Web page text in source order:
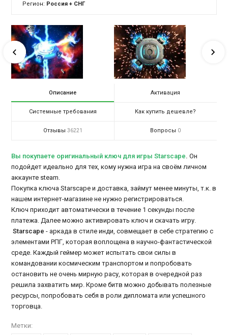
Регион: Россия + СНГ
Описание Активация
Системные требования Как купить дешевле?
Отзывы 36221 Вопросы 0
Вы покупаете оригинальный ключ для игры Starscape. Он
подойдет идеально для тех, кому нужна игра на своём личном
аккаунте steam.
Покупка ключа Starscape и доставка, займут менее минуты, т.к. в
нашем интернет-магазине не нужно регистрироваться.
Ключ приходит автоматически в течение 1 секунды после
платежа. Далее можно активировать ключ и скачать игру.
Starscape - аркада в стиле инди, совмещает в себе стратегию с
элементами РПГ, которая воплощена в научно-фантастической
среде. Каждый геймер может испытать свои силы в
командовании космическим транспортом и попробовать
остановить не очень мирную расу, которая в очередной раз
решила захватить мир. Кроме битв можно добывать полезные
ресурсы, попробовать себя в роли дипломата или успешного
торговца.
Метки: